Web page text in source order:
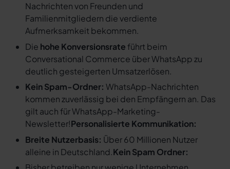
Nachrichten von Freunden und
Familienmitgliedern die verdiente
Aufmerksamkeit bekommen.
Die hohe Konversionsrate führt beim
Conversational Commerce über WhatsApp zu
deutlich gesteigerten Umsatzerlösen.
Kein Spam-Ordner: WhatsApp-Nachrichten
kommen zuverlässig bei den Empfängern an. Das
gilt auch für WhatsApp-Marketing-
Newsletter!Personalisierte Kommunikation:
Breite Nutzerbasis: Über 60 Millionen Nutzer
alleine in Deutschland.Kein Spam Ordner: